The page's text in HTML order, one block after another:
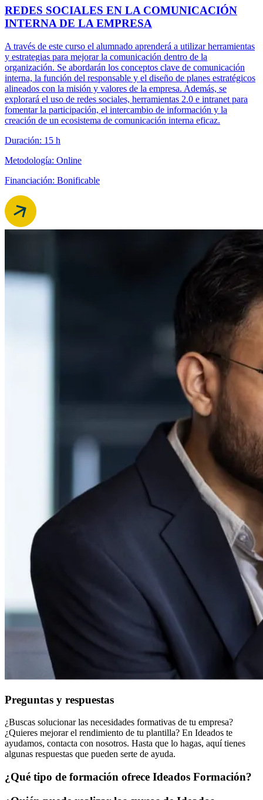
REDES SOCIALES EN LA COMUNICACIÓN
INTERNA DE LA EMPRESA
A través de este curso el alumnado aprenderá a utilizar herramientas
y estrategias para mejorar la comunicación dentro de la
organización. Se abordarán los conceptos clave de comunicación
interna, la función del responsable y el diseño de planes estratégicos
alineados con la misión y valores de la empresa. Además, se
explorará el uso de redes sociales, herramientas 2.0 e intranet para
fomentar la participación, el intercambio de información y la
creación de un ecosistema de comunicación interna eficaz.
Duración: 15 h
Metodología: Online
Financiación: Bonificable
Preguntas y respuestas
¿Buscas solucionar las necesidades formativas de tu empresa?
¿Quieres mejorar el rendimiento de tu plantilla? En Ideados te
ayudamos, contacta con nosotros. Hasta que lo hagas, aquí tienes
algunas respuestas que pueden serte de ayuda.
¿Qué tipo de formación ofrece Ideados Formación?